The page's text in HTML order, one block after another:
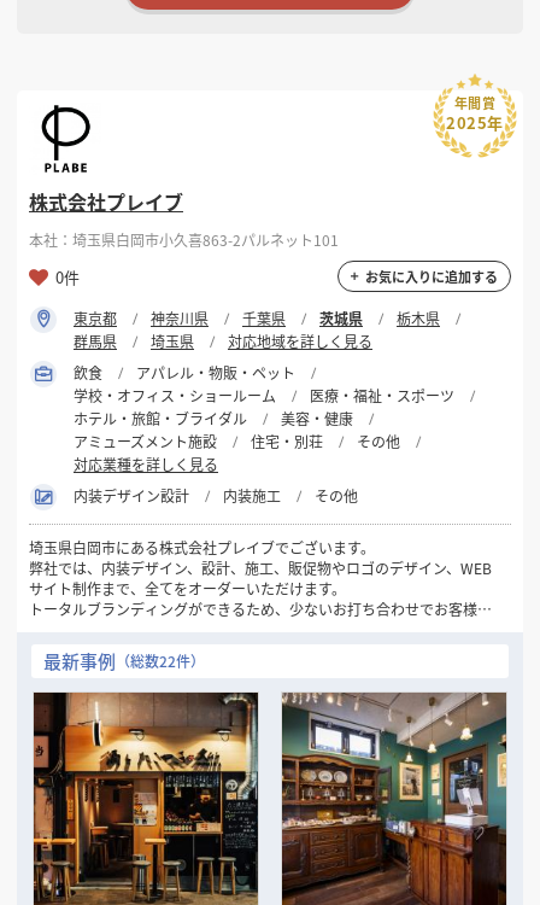
株式会社プレイブ
本社：埼玉県白岡市小久喜863-2パルネット101
0件 お気に入りに追加する
年間賞
2025年
東京都 神奈川県 千葉県 茨城県
栃木県
群馬県
埼玉県
対応地域を詳しく見る
飲食
アパレル・物販・ペット
学校・オフィス・ショールーム
医療・福祉・スポーツ
ホテル・旅館・ブライダル
美容・健康
アミューズメント施設
住宅・別荘
その他
対応業種を詳しく見る
内装デザイン設計
内装施工 その他
埼玉県白岡市にある株式会社プレイブでございます。
弊社では、内装デザイン、設計、施工、販促物やロゴのデザイン、WEB
サイト制作まで、全てをオーダーいただけます。
トータルブランディングができるため、少ないお打ち合わせでお客様の
私たちが携わった全ての人のBEST PLACEを作るお手伝いができたらと
思います。
最新事例 （総数22件）